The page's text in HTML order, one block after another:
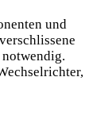
und